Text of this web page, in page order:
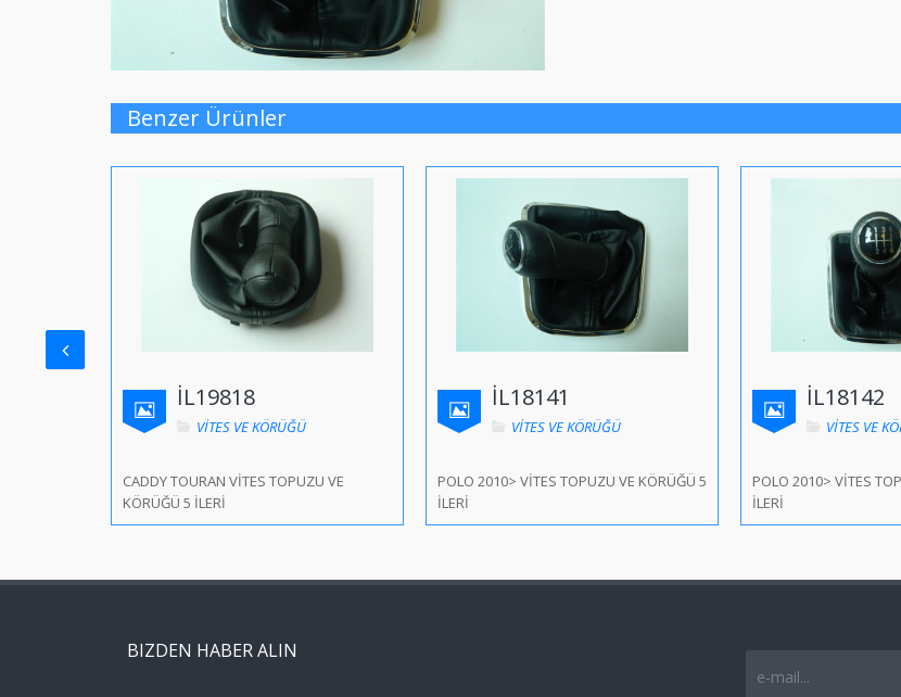
Benzer Ürünler
İL19818
VİTES VE KÖRÜĞÜ
CADDY TOURAN VİTES TOPUZU VE
KÖRÜĞÜ 5 İLERİ
İL18141
VİTES VE KÖRÜĞÜ
POLO 2010> VİTES TOPUZU VE KÖRÜĞÜ 5
İLERİ
İL18142
VİTES VE
POLO 2010> VİTES
İLERİ
BIZDEN HABER ALIN
e-mail...